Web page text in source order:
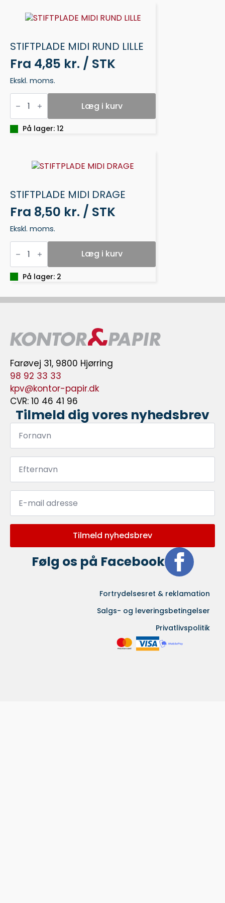
STIFTPLADE MIDI RUND LILLE
Fra 4,85 kr. / STK
Ekskl. moms.
STIFTPLADE
MIDI
RUND
LILLE
antal
Læg i kurv
På lager: 12
STIFTPLADE MIDI DRAGE
Fra 8,50 kr. / STK
Ekskl. moms.
STIFTPLADE
MIDI
DRAGE
antal
Læg i kurv
På lager: 2
Farøvej 31, 9800 Hjørring
98 92 33 33
kpv@kontor-papir.dk
CVR: 10 46 41 96
Tilmeld dig vores nyhedsbrev
Fornavn
Efternavn
Email
Tilmeld nyhedsbrev
Følg os på Facebook
Fortrydelsesret & reklamation
Salgs- og leveringsbetingelser
Privatlivspolitik